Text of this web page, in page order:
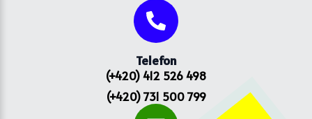
Telefon
(+420) 412 526 498
(+420) 731 500 799